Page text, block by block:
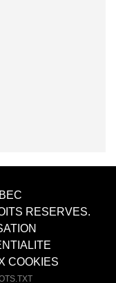
RESERVES.
COOKIES